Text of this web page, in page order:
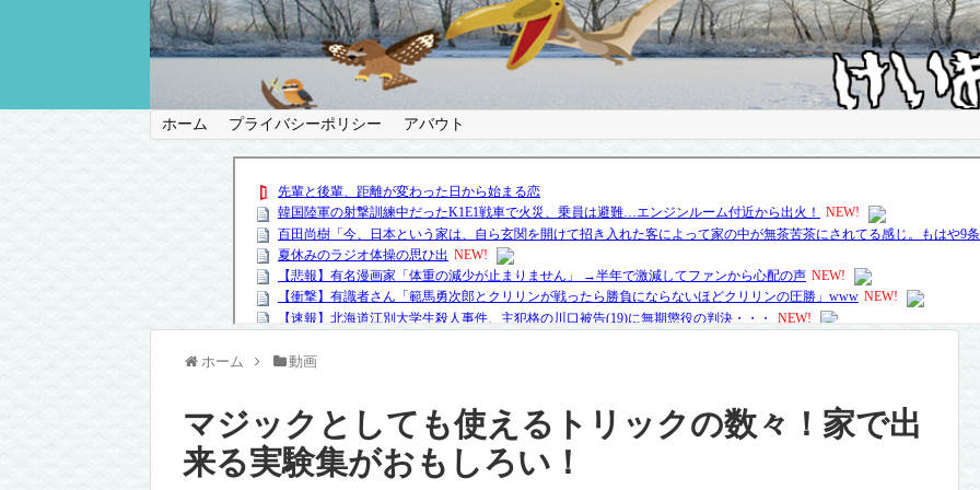
ホーム プライバシーポリシー アバウト
ホーム 動画
マジックとしても使えるトリックの数々！家で出
来る実験集がおもしろい！